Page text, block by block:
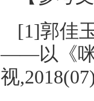
[1]郭佳
——以《咪
视